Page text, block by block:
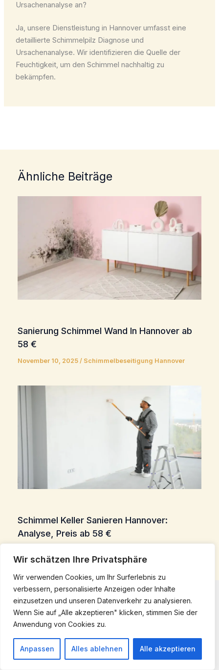
Wir schätzen Ihre Privatsphäre
Wir verwenden Cookies, um Ihr Surferlebnis zu
verbessern, personalisierte Anzeigen oder Inhalte
einzusetzen und unseren Datenverkehr zu analysieren.
Wenn Sie auf „Alle akzeptieren" klicken, stimmen Sie der
Anwendung von Cookies zu.
Anpassen Alles ablehnen Alle akzeptieren
Ursachenanalyse an?
Ja, unsere Dienstleistung in Hannover umfasst eine
detaillierte Schimmelpilz Diagnose und
Ursachenanalyse. Wir identifizieren die Quelle der
Feuchtigkeit, um den Schimmel nachhaltig zu
bekämpfen.
Ähnliche Beiträge
Sanierung Schimmel Wand In Hannover ab
58 €
November 10, 2025/ Schimmelbeseitigung Hannover
Schimmel Keller Sanieren Hannover:
Analyse, Preis ab 58 €